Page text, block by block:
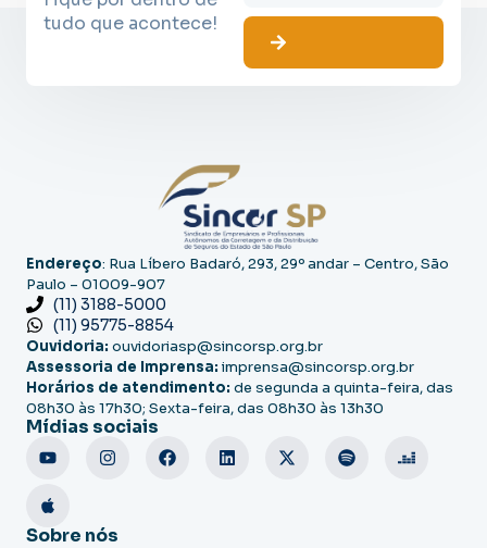
tudo que acontece!
Endereço: Rua Líbero Badaró, 293, 29º andar – Centro, São
Paulo – 01009-907
(11) 3188-5000
(11) 95775-8854
Ouvidoria: ouvidoriasp@sincorsp.org.br
Assessoria de Imprensa: imprensa@sincorsp.org.br
Horários de atendimento: de segunda a quinta-feira, das
08h30 às 17h30; Sexta-feira, das 08h30 às 13h30
Mídias sociais
Sobre nós